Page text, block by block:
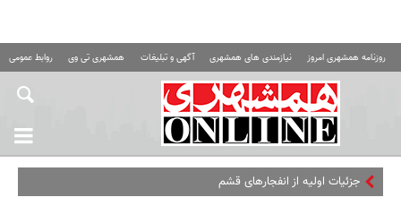
روزنامه همشهری امروز نیازمندی های همشهری آگهی و تبلیغات همشهری تی وی روابط عمومی
جزئیات اولیه از انفجارهای قشم